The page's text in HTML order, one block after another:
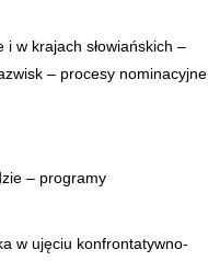
w krajach słowiańskich –
– procesy nominacyjne
– programy
w ujęciu konfrontatywno-